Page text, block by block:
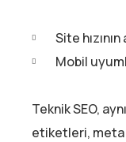
Site hızının
Mobil
Teknik SEO,
etiketleri, meta